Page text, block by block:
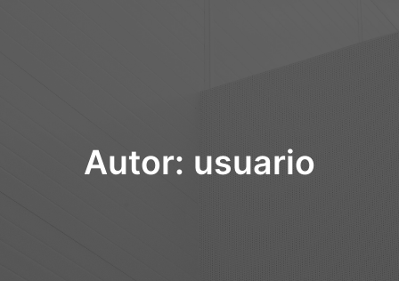
Autor: usuario